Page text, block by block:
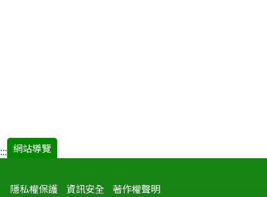
::: 網站導覽
隱私權保護 資訊安全 著作權聲明